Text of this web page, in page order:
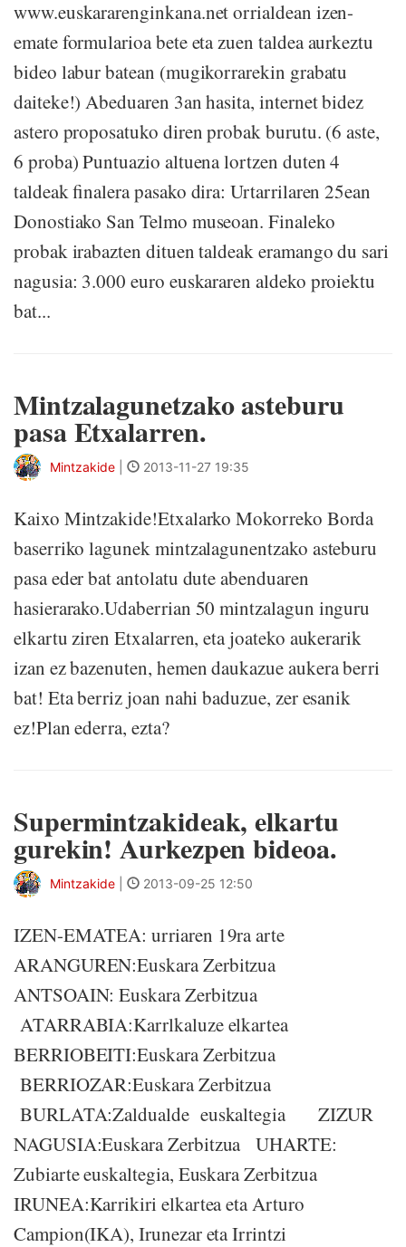
www.euskararenginkana.net orrialdean izen-
emate formularioa bete eta zuen taldea aurkeztu
bideo labur batean (mugikorrarekin grabatu
daiteke!) Abeduaren 3an hasita, internet bidez
astero proposatuko diren probak burutu. (6 aste,
6 proba) Puntuazio altuena lortzen duten 4
taldeak finalera pasako dira: Urtarrilaren 25ean
Donostiako San Telmo museoan. Finaleko
probak irabazten dituen taldeak eramango du sari
nagusia: 3.000 euro euskararen aldeko proiektu
bat...
Mintzalagunetzako asteburu
pasa Etxalarren.
Mintzakide 2013-11-27 19:35
Kaixo Mintzakide!Etxalarko Mokorreko Borda
baserriko lagunek mintzalagunentzako asteburu
pasa eder bat antolatu dute abenduaren
hasierarako.Udaberrian 50 mintzalagun inguru
elkartu ziren Etxalarren, eta joateko aukerarik
izan ez bazenuten, hemen daukazue aukera berri
bat! Eta berriz joan nahi baduzue, zer esanik
ez!Plan ederra, ezta?
Supermintzakideak, elkartu
gurekin! Aurkezpen bideoa.
Mintzakide 2013-09-25 12:50
IZEN-EMATEA: urriaren 19ra arte
ARANGUREN:Euskara Zerbitzua
ANTSOAIN: Euskara Zerbitzua
ATARRABIA:Karrlkaluze elkartea
BERRIOBEITI:Euskara Zerbitzua
BERRIOZAR:Euskara Zerbitzua
BURLATA:Zaldualde euskaltegia ZIZUR
NAGUSIA:Euskara Zerbitzua UHARTE:
Zubiarte euskaltegia, Euskara Zerbitzua
IRUNEA:Karrikiri elkartea eta Arturo
Campion(IKA), Irunezar eta Irrintzi